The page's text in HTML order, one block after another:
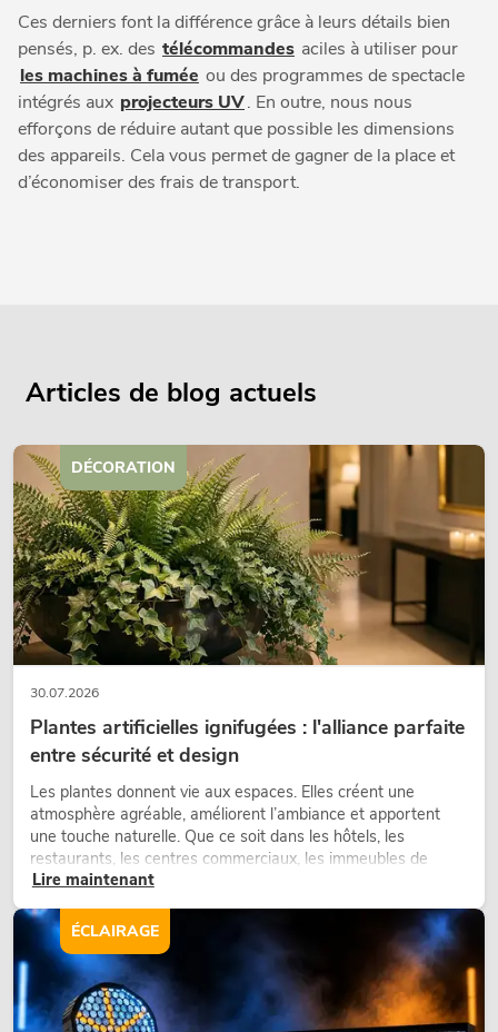
Ces derniers font la différence grâce à leurs détails bien
pensés, p. ex. des télécommandes aciles à utiliser pour
les machines à fumée ou des programmes de spectacle
intégrés aux projecteurs UV. En outre, nous nous
efforçons de réduire autant que possible les dimensions
des appareils. Cela vous permet de gagner de la place et
d’économiser des frais de transport.
Articles de blog actuels
30.07.2026
Plantes artificielles ignifugées : l'alliance parfaite
entre sécurité et design
Les plantes donnent vie aux espaces. Elles créent une
atmosphère agréable, améliorent l’ambiance et apportent
une touche naturelle. Que ce soit dans les hôtels, les
restaurants, les centres commerciaux, les immeubles de
bureaux ou sur les stands d’exposition, une végétalisation de
qualité fait depuis longtemps partie intégrante des concepts
d’aménagement modernes.
Lire maintenant
DÉCORATION
ÉCLAIRAGE